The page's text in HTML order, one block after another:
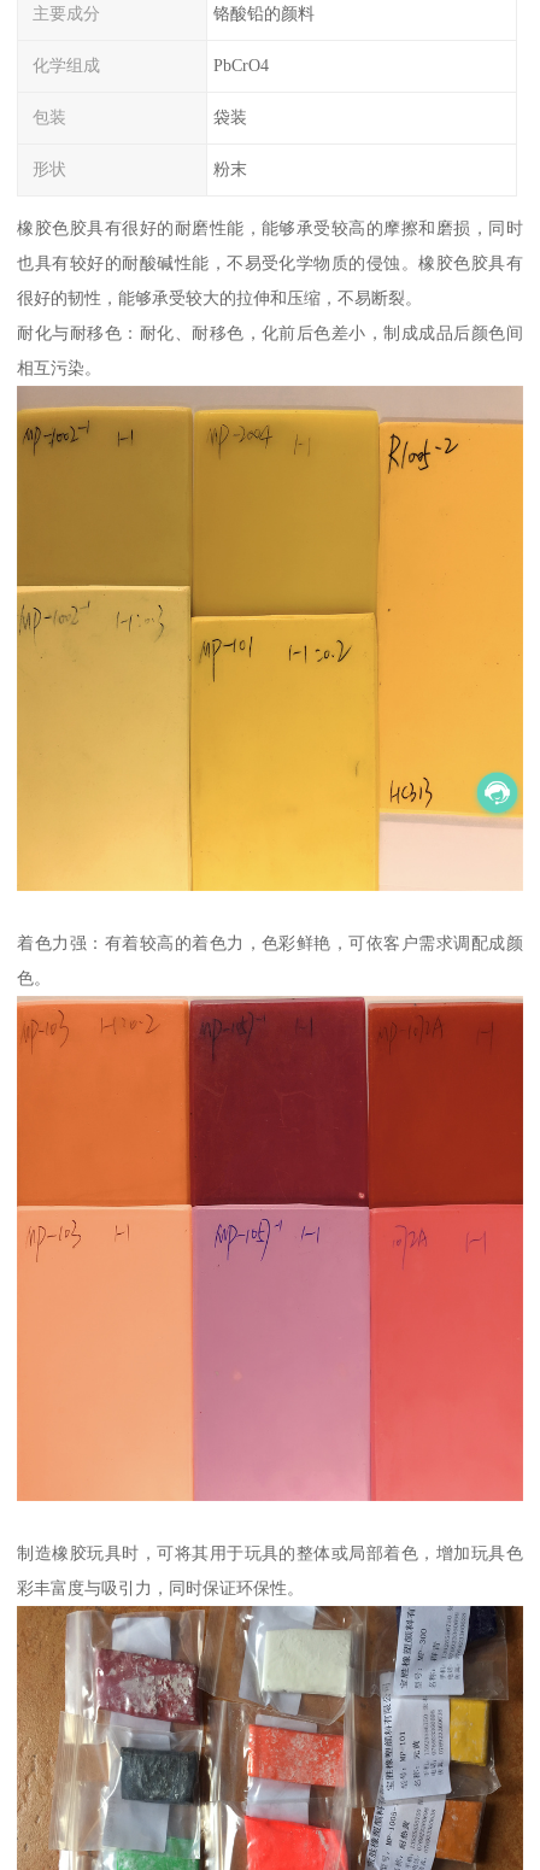
主要成分 铬酸铅的颜料
化学组成 PbCrO4
包装 袋装
形状 粉末
橡胶色胶具有很好的耐磨性能，能够承受较高的摩擦和磨损，同时
也具有较好的耐酸碱性能，不易受化学物质的侵蚀。橡胶色胶具有
很好的韧性，能够承受较大的拉伸和压缩，不易断裂。
耐化与耐移色：耐化、耐移色，化前后色差小，制成成品后颜色间
相互污染。
着色力强：有着较高的着色力，色彩鲜艳，可依客户需求调配成颜
色。
制造橡胶玩具时，可将其用于玩具的整体或局部着色，增加玩具色
彩丰富度与吸引力，同时保证环保性。